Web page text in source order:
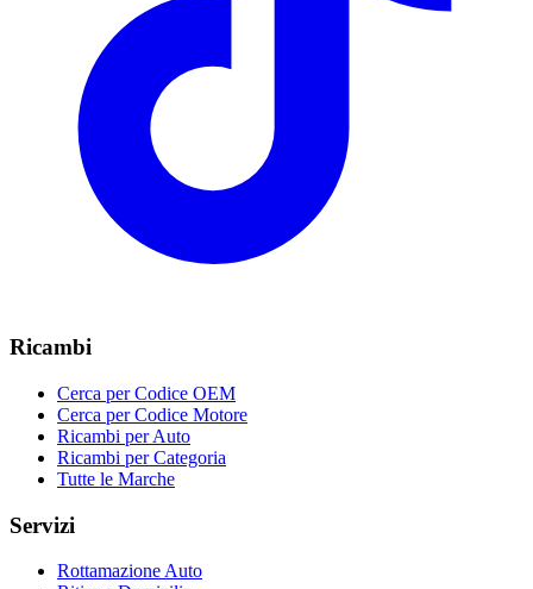
Ricambi
Cerca per Codice OEM
Cerca per Codice Motore
Ricambi per Auto
Ricambi per Categoria
Tutte le Marche
Servizi
Rottamazione Auto